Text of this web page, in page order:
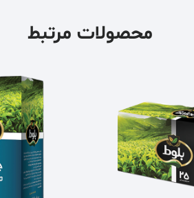
محصولات مرتبط